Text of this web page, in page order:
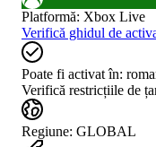
Platformă: Xbox Live
Verifică ghidul de
Poate fi activat în:
Verifică restricțiile de
Regiune: GLOBAL